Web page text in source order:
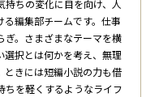
ちの変化に目を向け、人
編集部チームです。仕事
ぎ。さまざまなテーマを横
択とは何かを考え、無理
ときには短編小説の力も借
ちを軽くするようなライフ